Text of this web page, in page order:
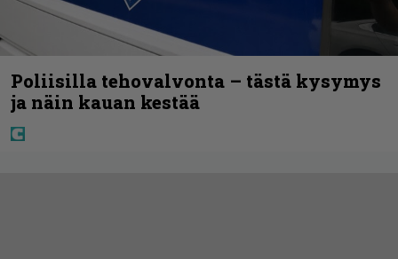
Poliisilla tehovalvonta – tästä kysymys
ja näin kauan kestää